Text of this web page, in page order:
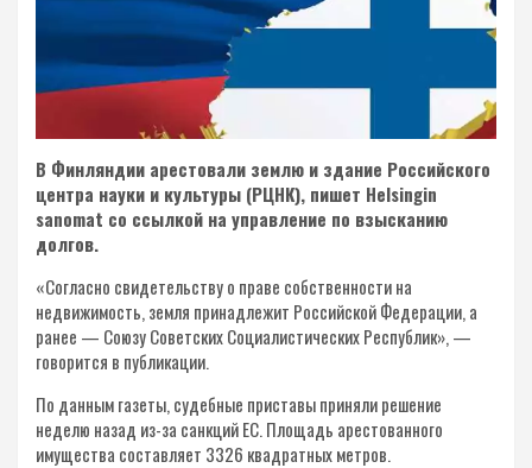
В Финляндии арестовали землю и здание Российского
центра науки и культуры (РЦНК), пишет Helsingin
sanomat со ссылкой на управление по взысканию
долгов.
«Согласно свидетельству о праве собственности на
недвижимость, земля принадлежит Российской Федерации, а
ранее — Союзу Советских Социалистических Республик», —
говорится в публикации.
По данным газеты, судебные приставы приняли решение
неделю назад из-за санкций ЕС. Площадь арестованного
имущества составляет 3326 квадратных метров.